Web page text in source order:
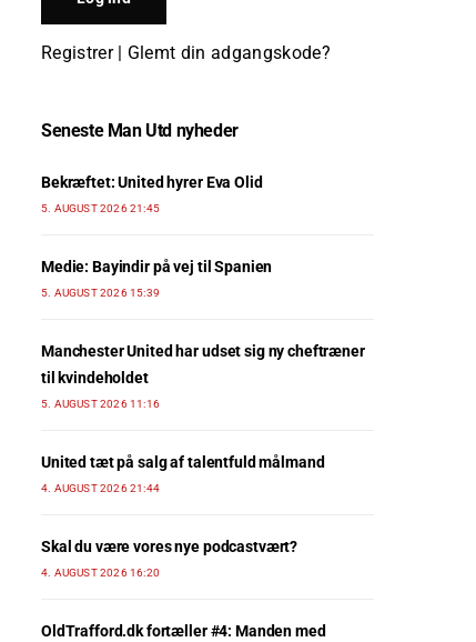
Registrer| Glemt din adgangskode?
Seneste Man Utd nyheder
Bekræftet: United hyrer Eva Olid
5. AUGUST 2026 21:45
Medie: Bayindir på vej til Spanien
5. AUGUST 2026 15:39
Manchester United har udset sig ny cheftræner
til kvindeholdet
5. AUGUST 2026 11:16
United tæt på salg af talentfuld målmand
4. AUGUST 2026 21:44
Skal du være vores nye podcastvært?
4. AUGUST 2026 16:20
OldTrafford.dk fortæller #4: Manden med